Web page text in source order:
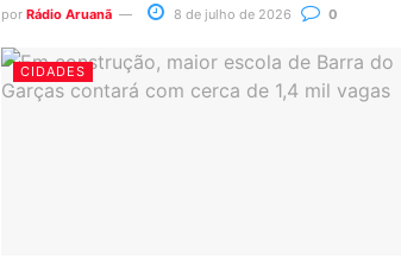
por Rádio Aruanã 8 de julho de 2026 0
CIDADES